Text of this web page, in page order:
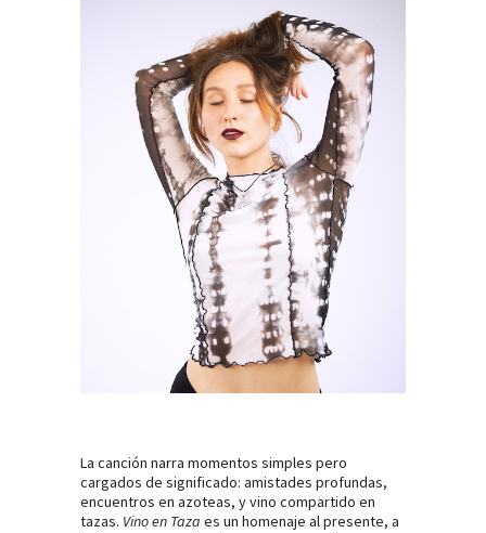
La canción narra momentos simples pero
cargados de significado: amistades profundas,
encuentros en azoteas, y vino compartido en
tazas. Vino en Taza es un homenaje al presente, a